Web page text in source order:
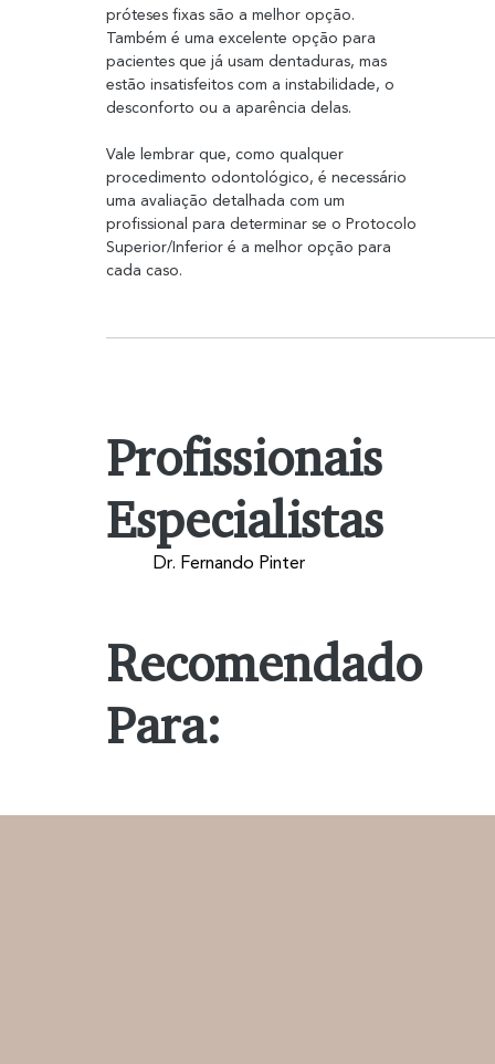
Recomendado
Para:
Dr. Fernando Pinter
Profissionais
Especialistas
próteses fixas são a melhor opção.
Também é uma excelente opção para
pacientes que já usam dentaduras, mas
estão insatisfeitos com a instabilidade, o
desconforto ou a aparência delas.
Vale lembrar que, como qualquer
procedimento odontológico, é necessário
uma avaliação detalhada com um
profissional para determinar se o Protocolo
Superior/Inferior é a melhor opção para
cada caso.